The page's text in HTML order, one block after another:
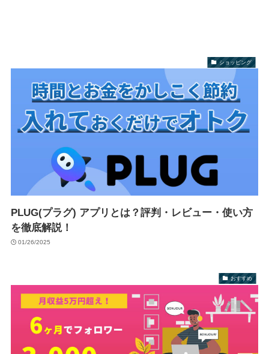
ショッピング
PLUG(プラグ) アプリとは？評判・レビュー・使い方
を徹底解説！
01/26/2025
おすすめ